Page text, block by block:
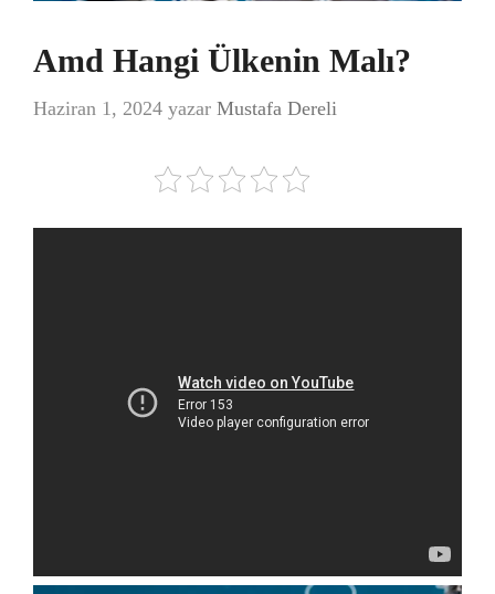
Amd Hangi Ülkenin Malı?
Haziran 1, 2024 yazar Mustafa Dereli